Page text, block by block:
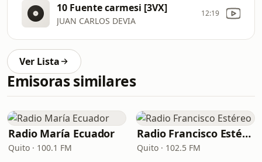
10 Fuente carmesi [3VX]
JUAN CARLOS DEVIA
12:19
Ver Lista
Emisoras similares
Radio María Ecuador
Quito · 100.1 FM
Radio Francisco Estéreo
Quito · 102.5 FM